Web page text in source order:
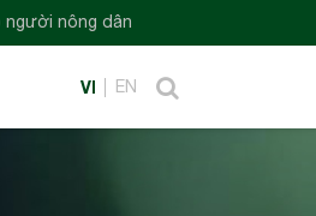
VI EN